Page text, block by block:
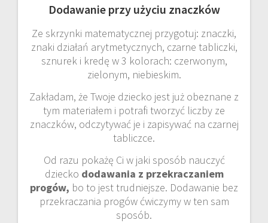
Dodawanie przy użyciu znaczków
Ze skrzynki matematycznej przygotuj: znaczki,
znaki działań arytmetycznych, czarne tabliczki,
sznurek i kredę w 3 kolorach: czerwonym,
zielonym, niebieskim.
Zakładam, że Twoje dziecko jest już obeznane z
tym materiałem i potrafi tworzyć liczby ze
znaczków, odczytywać je i zapisywać na czarnej
tabliczce.
Od razu pokażę Ci w jaki sposób nauczyć
dziecko dodawania z przekraczaniem
progów, bo to jest trudniejsze. Dodawanie bez
przekraczania progów ćwiczymy w ten sam
sposób.